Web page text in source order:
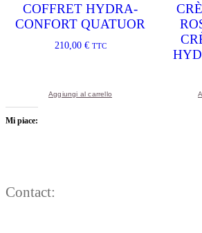
COFFRET HYDRA-
CONFORT QUATUOR
210,00 € TTC
Aggiungi al carrello
Mi piace:
Contact: